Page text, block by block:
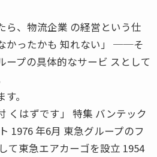
ら、物流企業 の経営という仕
かったかも 知れない」 ──そ
ープの具体的なサービ スとして
。
くはずです」 特集 バンテック
1976 年6月 東急グループのフ
て東急エアカーゴを設立 1954